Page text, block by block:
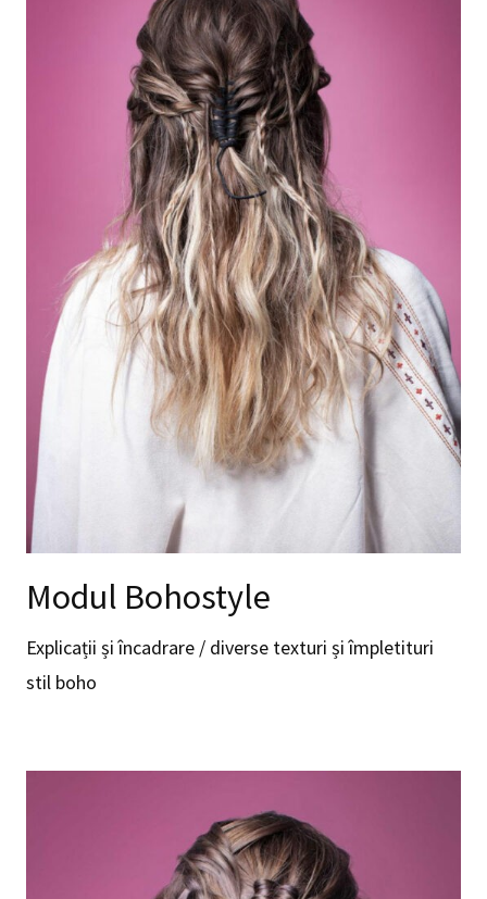
Modul Bohostyle
Explicații și încadrare / diverse texturi și împletituri
stil boho